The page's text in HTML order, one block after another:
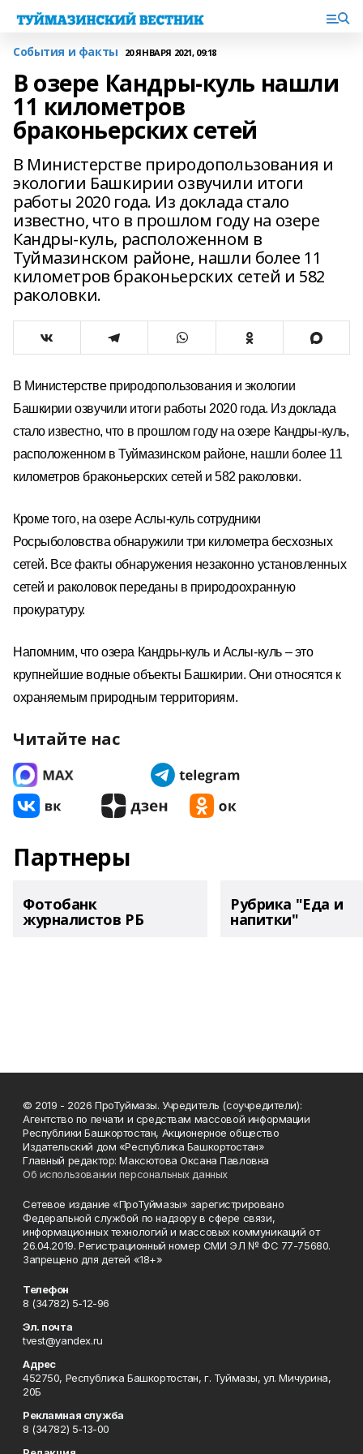
События и факты 20 ЯНВАРЯ 2021, 09:18
В озере Кандры-куль нашли
11 километров
браконьерских сетей
В Министерстве природопользования и
экологии Башкирии озвучили итоги
работы 2020 года. Из доклада стало
известно, что в прошлом году на озере
Кандры-куль, расположенном в
Туймазинском районе, нашли более 11
километров браконьерских сетей и 582
раколовки.
В Министерстве природопользования и экологии
Башкирии озвучили итоги работы 2020 года. Из доклада
стало известно, что в прошлом году на озере Кандры-куль,
расположенном в Туймазинском районе, нашли более 11
километров браконьерских сетей и 582 раколовки.
Кроме того, на озере Аслы-куль сотрудники
Росрыболовства обнаружили три километра бесхозных
сетей. Все факты обнаружения незаконно установленных
сетей и раколовок переданы в природоохранную
прокуратуру.
Напомним, что озера Кандры-куль и Аслы-куль – это
крупнейшие водные объекты Башкирии. Они относятся к
охраняемым природным территориям.
Читайте нас
Партнеры
Фотобанк
журналистов РБ
Рубрика "Еда и
напитки"
© 2019 - 2026 ПроТуймазы. Учредитель (соучредители):
Агентство по печати и средствам массовой информации
Республики Башкортостан, Акционерное общество
Издательский дом «Республика Башкортостан»
Главный редактор: Максютова Оксана Павловна
Об использовании персональных данных
Сетевое издание «ПроТуймазы» зарегистрировано
Федеральной службой по надзору в сфере связи,
информационных технологий и массовых коммуникаций от
26.04.2019. Регистрационный номер СМИ ЭЛ № ФС 77-75680.
Запрещено для детей «18+»
Телефон
8 (34782) 5-12-96
Эл. почта
tvest@yandex.ru
Адрес
452750, Республика Башкортостан, г. Туймазы, ул. Мичурина,
20Б
Рекламная служба
8 (34782) 5-13-00